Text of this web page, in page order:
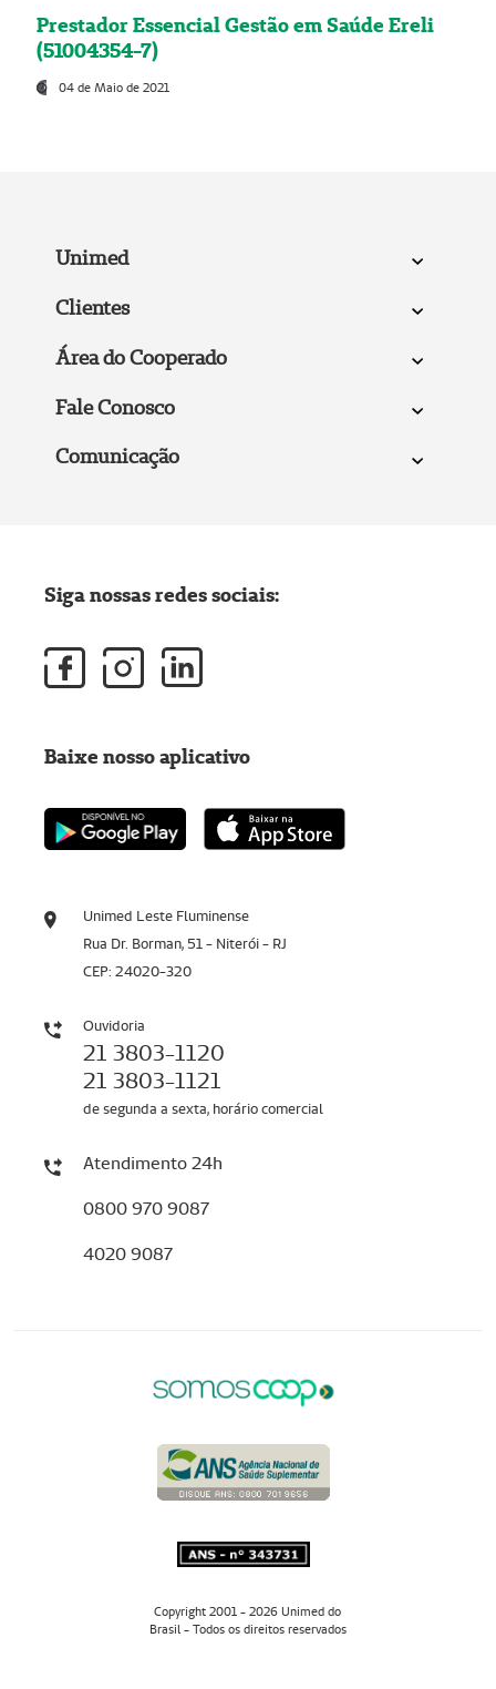
Prestador Essencial Gestão em Saúde Ereli
(51004354-7)
04 de Maio de 2021
Unimed
Clientes
Área do Cooperado
Fale Conosco
Comunicação
Unimed Leste Fluminense
Rua Dr. Borman, 51 - Niterói - RJ
CEP: 24020-320
Ouvidoria
21 3803-1120
21 3803-1121
de segunda a sexta, horário comercial
Atendimento 24h
0800 970 9087
4020 9087
Siga nossas redes sociais:
Baixe nosso aplicativo
Copyright 2001 - 2026 Unimed do
Brasil - Todos os direitos reservados